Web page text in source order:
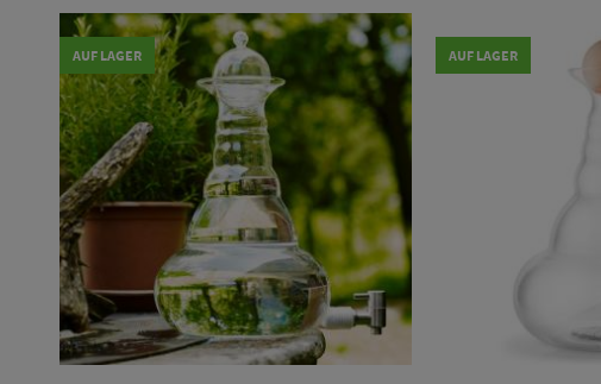
AUF LAGER AUF LAGER